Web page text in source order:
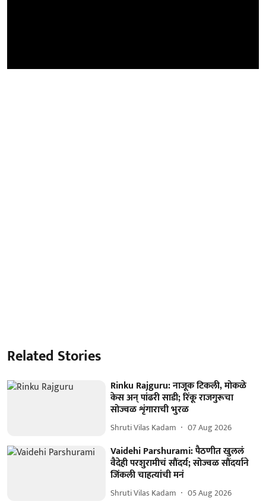
Related Stories
Rinku Rajguru: नाजूक टिकली, मोकळे
केस अन् पांढरी साडी; रिंकू राजगुरूचा
सोज्वळ शृंगाराची भुरळ
Shruti Vilas Kadam 07 Aug 2026
Vaidehi Parshurami: पैठणीत खुललं
वैदेही परशुरामीचं सौंदर्य; सोज्वळ सौंदर्याने
जिंकली चाहत्यांची मनं
Shruti Vilas Kadam 05 Aug 2026